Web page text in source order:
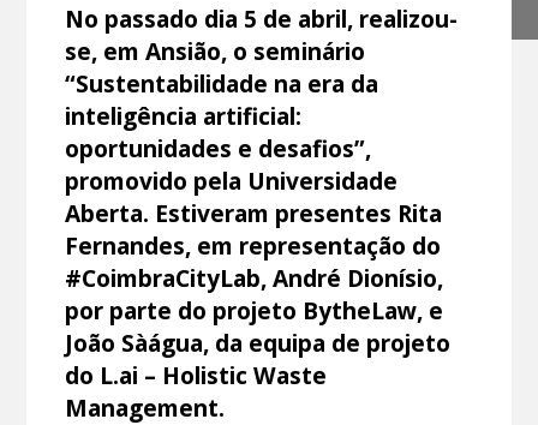
No passado dia 5 de abril, realizou-
se, em Ansião, o seminário
“Sustentabilidade na era da
inteligência artificial:
oportunidades e desafios”,
promovido pela Universidade
Aberta. Estiveram presentes Rita
Fernandes, em representação do
#CoimbraCityLab, André Dionísio,
por parte do projeto BytheLaw, e
João Sàágua, da equipa de projeto
do L.ai – Holistic Waste
Management.